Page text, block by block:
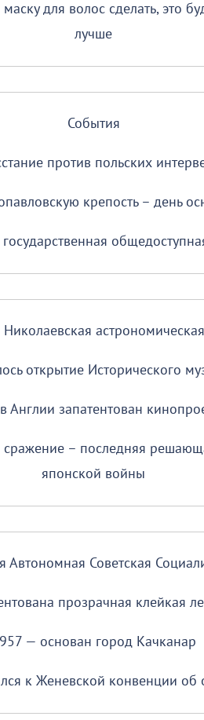
для волос сделать, это
лучше
События
против польских
крепость – день
открытие Исторического
Англии запатентован
– последняя
японской войны
Автономная Советская
прозрачная клейкая
— основан город Качканар
к Женевской конвенции об